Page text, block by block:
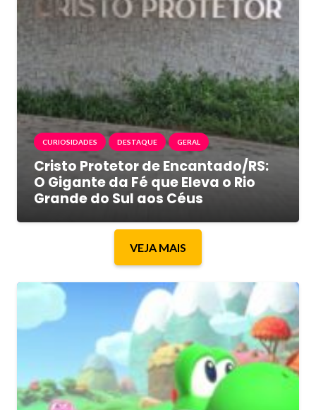
CURIOSIDADES DESTAQUE GERAL
Cristo Protetor de Encantado/RS:
O Gigante da Fé que Eleva o Rio
Grande do Sul aos Céus
VEJA MAIS